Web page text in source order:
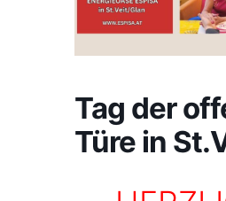
Tag der
Türe in